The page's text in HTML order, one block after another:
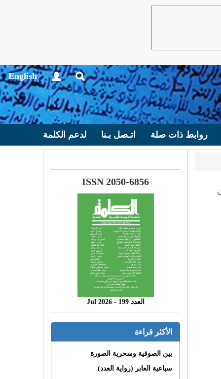
English
روابط ذات صلة اتـصل بـنا لدعم الكلمة
ISSN 2050-6856
العدد 199 - 2026 Jul
الأكثر قراءة
بين الصوفية وسحرية الصورة
سباعية العابر (رواية العدد)